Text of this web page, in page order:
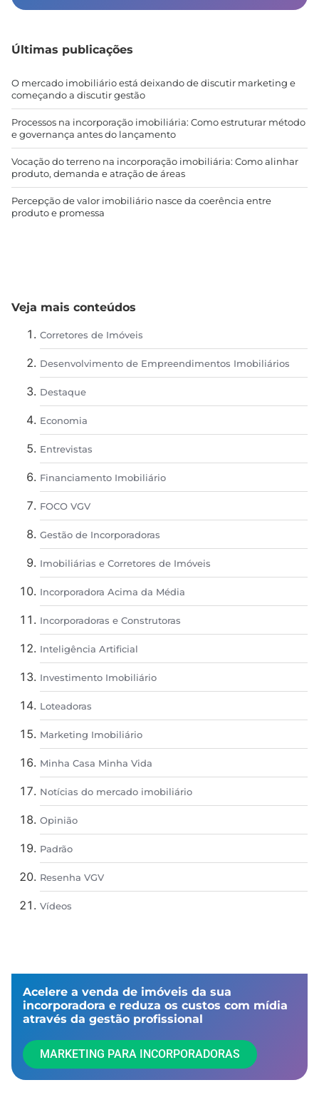
Últimas publicações
O mercado imobiliário está deixando de discutir marketing e
começando a discutir gestão
Processos na incorporação imobiliária: Como estruturar método
e governança antes do lançamento
Vocação do terreno na incorporação imobiliária: Como alinhar
produto, demanda e atração de áreas
Percepção de valor imobiliário nasce da coerência entre
produto e promessa
Veja mais conteúdos
Corretores de Imóveis
Desenvolvimento de Empreendimentos Imobiliários
Destaque
Economia
Entrevistas
Financiamento Imobiliário
FOCO VGV
Gestão de Incorporadoras
Imobiliárias e Corretores de Imóveis
Incorporadora Acima da Média
Incorporadoras e Construtoras
Inteligência Artificial
Investimento Imobiliário
Loteadoras
Marketing Imobiliário
Minha Casa Minha Vida
Notícias do mercado imobiliário
Opinião
Padrão
Resenha VGV
Vídeos
Acelere a venda de imóveis da sua
incorporadora e reduza os custos com mídia
através da gestão profissional​
MARKETING PARA INCORPORADORAS